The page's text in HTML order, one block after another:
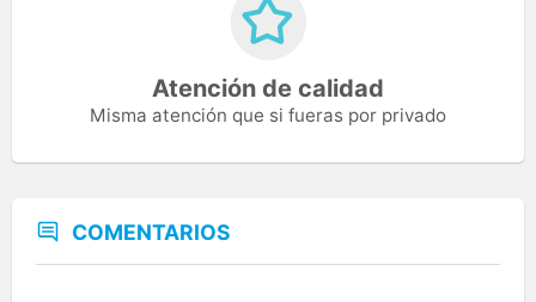
Atención de calidad
Misma atención que si fueras por privado
COMENTARIOS